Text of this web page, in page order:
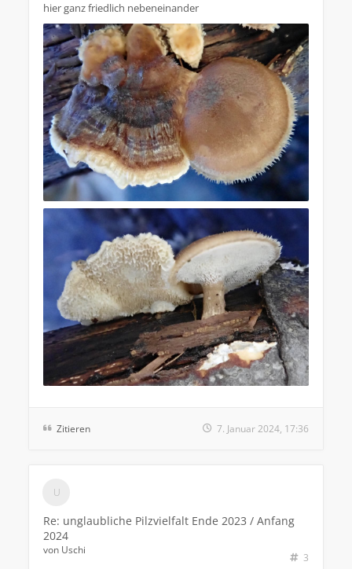
hier ganz friedlich nebeneinander
Zitieren 7. Januar 2024, 17:36
Re: unglaubliche Pilzvielfalt Ende 2023 / Anfang
2024
3
von Uschi